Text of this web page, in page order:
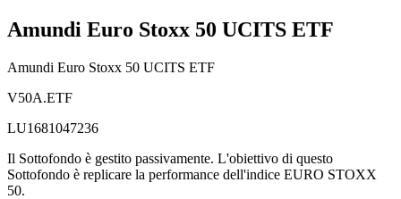
Amundi Euro Stoxx 50 UCITS ETF
Amundi Euro Stoxx 50 UCITS ETF
V50A.ETF
LU1681047236
Il Sottofondo è gestito passivamente. L'obiettivo di questo
Sottofondo è replicare la performance dell'indice EURO STOXX
50.